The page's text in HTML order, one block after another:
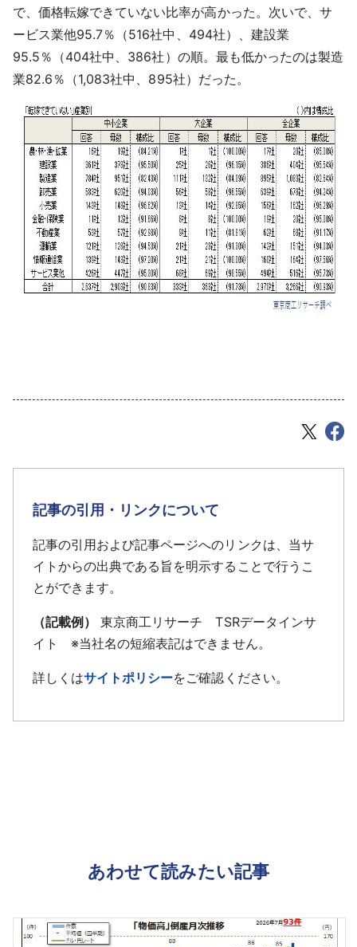
で、価格転嫁できていない比率が高かった。次いで、サ
ービス業他95.7％（516社中、494社）、建設業
95.5％（404社中、386社）の順。最も低かったのは製造
業82.6％（1,083社中、895社）だった。
記事の引用・リンクについて
記事の引用および記事ページへのリンクは、当サ
イトからの出典である旨を明示することで行うこ
とができます。
（記載例）
東京商工リサーチ TSRデータインサ
イト ※当社名の短縮表記はできません。
詳しくはサイトポリシーをご確認ください。
あわせて読みたい記事